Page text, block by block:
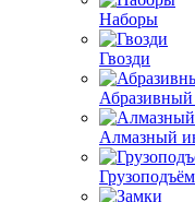
Наборы
Гвозди
Алмазный